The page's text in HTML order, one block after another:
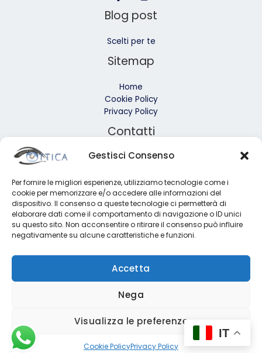
Gestisci Consenso
Per fornire le migliori esperienze, utilizziamo tecnologie come i
cookie per memorizzare e/o accedere alle informazioni del
dispositivo. Il consenso a queste tecnologie ci permetterà di
elaborare dati come il comportamento di navigazione o ID unici
su questo sito. Non acconsentire o ritirare il consenso può influire
negativamente su alcune caratteristiche e funzioni.
Accetta
Nega
Visualizza le preferenze
Cookie PolicyPrivacy Policy
Blog post
Scelti per te
Sitemap
Home
Cookie Policy
Privacy Policy
Contatti
Via Garibaldi, 173 98123 – Messina
otticamontev@tim.it
Da Lun a Ven: 9:00-13:00; 16:00-19:30
Sab: 9:00-13:00
Copyright 2024 © | Ottica Monte | All rights reserved |
IT